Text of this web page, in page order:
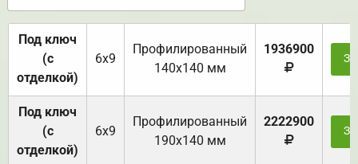
Под ключ
(с
отделкой)
6х9
Профилированный
140х140 мм
1936900
Под ключ
(с
отделкой)
6х9
Профилированный
190х140 мм
2222900